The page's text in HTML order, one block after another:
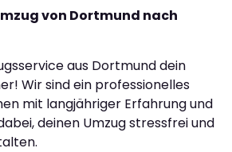
von Dortmund nach
aus Dortmund dein
Wir sind ein professionelles
mit langjähriger Erfahrung und
deinen Umzug stressfrei und